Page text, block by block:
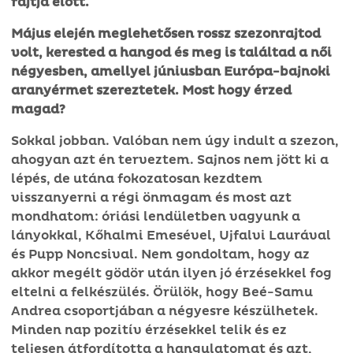
Május elején meglehetősen rossz szezonrajtod
volt, kerested a hangod és meg is találtad a női
négyesben, amellyel júniusban Európa-bajnoki
aranyérmet szereztetek. Most hogy érzed
magad?
Sokkal jobban. Valóban nem úgy indult a szezon,
ahogyan azt én terveztem. Sajnos nem jött ki a
lépés, de utána fokozatosan kezdtem
visszanyerni a régi önmagam és most azt
mondhatom: óriási lendületben vagyunk a
lányokkal, Kőhalmi Emesével, Ujfalvi Laurával
és Pupp Noncsival. Nem gondoltam, hogy az
akkor megélt gödör után ilyen jó érzésekkel fog
eltelni a felkészülés. Örülök, hogy Beé-Samu
Andrea csoportjában a négyesre készülhetek.
Minden nap pozitív érzésekkel telik és ez
teljesen átfordította a hangulatomat és azt,